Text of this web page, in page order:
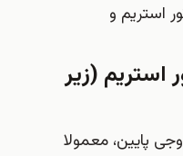
استریم و
استریم (زیر
پایین، معمولا